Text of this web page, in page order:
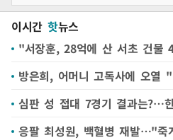
이시간 핫뉴스
"서장훈, 28억에 산 서초 건물
방은희, 어머니 고독사에 오열
심판 성 접대 7경기 결과는?…
응팔 최성원, 백혈병 재발…"죽